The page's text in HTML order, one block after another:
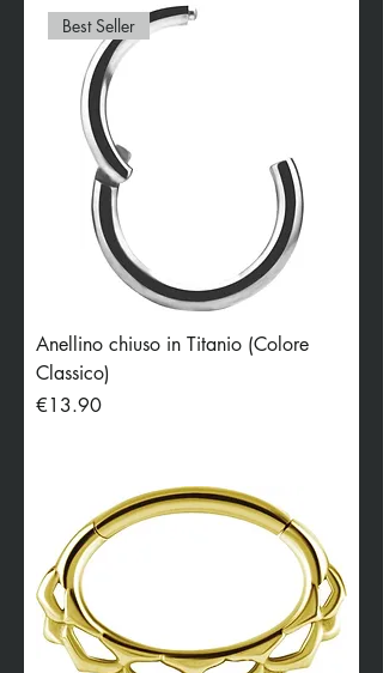
Best Seller
Anellino chiuso in Titanio (Colore
Classico)
Price
€13.90